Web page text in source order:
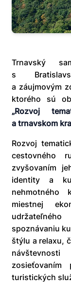
Trnavský
s
a záujmovým
ktorého sú
„Rozvoj
a trnavskom
Rozvoj
cestovného
zvyšovaním
identity a
nehmotného
miestnej
spoznávaniu
štýlu a relaxu,
zosieťovaním
turistických